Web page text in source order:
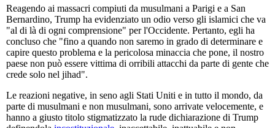
Reagendo ai massacri compiuti da musulmani a Parigi e a San
Bernardino, Trump ha evidenziato un odio verso gli islamici che va
"al di là di ogni comprensione" per l'Occidente. Pertanto, egli ha
concluso che "fino a quando non saremo in grado di determinare e
capire questo problema e la pericolosa minaccia che pone, il nostro
paese non può essere vittima di orribili attacchi da parte di gente che
crede solo nel jihad".
Le reazioni negative, in seno agli Stati Uniti e in tutto il mondo, da
parte di musulmani e non musulmani, sono arrivate velocemente, e
hanno a giusto titolo stigmatizzato la rude dichiarazione di Trump